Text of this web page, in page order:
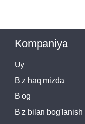
Kompaniya
Uy
Biz haqimizda
Blog
Biz bilan bog'lanish